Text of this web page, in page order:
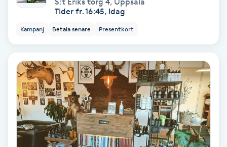
Läpptatuering
Makeup
Manikyr & Pedikyr
Massage
Tider fr. 16:45, Idag
Kampanj Betala senare Presentkort